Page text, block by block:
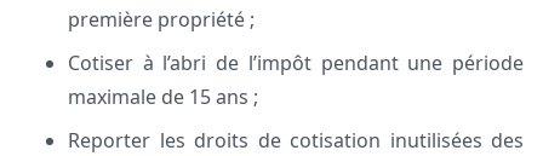
première propriété ;
Cotiser à l’abri de l’impôt pendant une période
maximale de 15 ans ;
Reporter les droits de cotisation inutilisées des